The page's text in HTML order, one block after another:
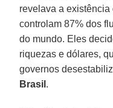
revelava a
controlam 87% dos
do mundo. Eles
riquezas e dólares,
governos
Brasil .